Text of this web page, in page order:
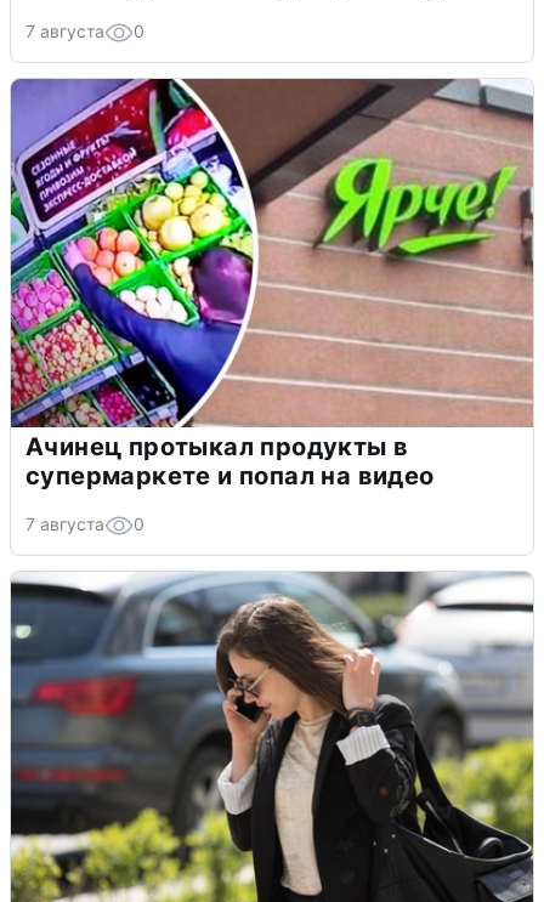
7 августа 0
Ачинец протыкал продукты в
супермаркете и попал на видео
7 августа 0